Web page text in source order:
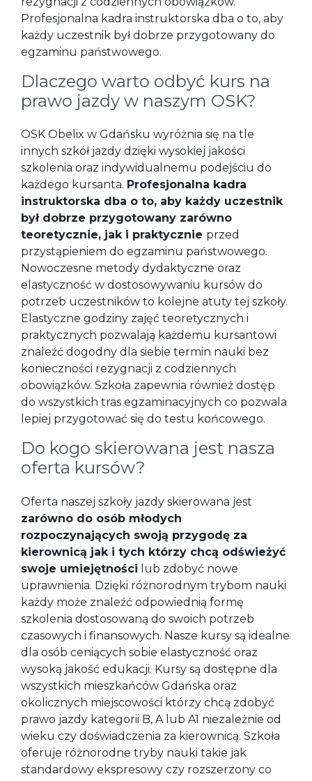
Profesjonalna kadra instruktorska dba o to, aby
każdy uczestnik był dobrze przygotowany do
egzaminu państwowego.
Dlaczego warto odbyć kurs na
prawo jazdy w naszym OSK?
OSK Obelix w Gdańsku wyróżnia się na tle
innych szkół jazdy dzięki wysokiej jakości
szkolenia oraz indywidualnemu podejściu do
każdego kursanta. Profesjonalna kadra
instruktorska dba o to, aby każdy uczestnik
był dobrze przygotowany zarówno
teoretycznie, jak i praktycznie przed
przystąpieniem do egzaminu państwowego.
Nowoczesne metody dydaktyczne oraz
elastyczność w dostosowywaniu kursów do
potrzeb uczestników to kolejne atuty tej szkoły.
Elastyczne godziny zajęć teoretycznych i
praktycznych pozwalają każdemu kursantowi
znaleźć dogodny dla siebie termin nauki bez
konieczności rezygnacji z codziennych
obowiązków. Szkoła zapewnia również dostęp
do wszystkich tras egzaminacyjnych co pozwala
lepiej przygotować się do testu końcowego.
Do kogo skierowana jest nasza
oferta kursów?
Oferta naszej szkoły jazdy skierowana jest
zarówno do osób młodych
rozpoczynających swoją przygodę za
kierownicą jak i tych którzy chcą odświeżyć
swoje umiejętności lub zdobyć nowe
uprawnienia. Dzięki różnorodnym trybom nauki
każdy może znaleźć odpowiednią formę
szkolenia dostosowaną do swoich potrzeb
czasowych i finansowych. Nasze kursy są idealne
dla osób ceniących sobie elastyczność oraz
wysoką jakość edukacji. Kursy są dostępne dla
wszystkich mieszkańców Gdańska oraz
okolicznych miejscowości którzy chcą zdobyć
prawo jazdy kategorii B, A lub A1 niezależnie od
wieku czy doświadczenia za kierownicą. Szkoła
oferuje różnorodne tryby nauki takie jak
standardowy ekspresowy czy rozszerzony co